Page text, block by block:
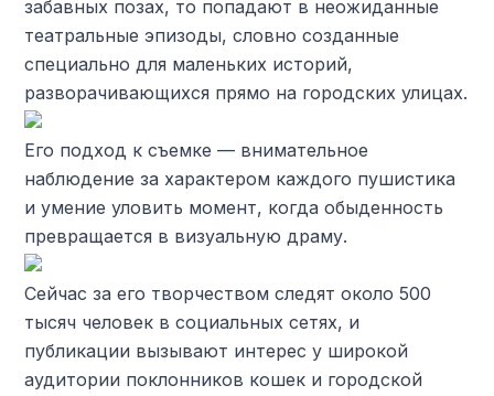
забавных позах, то попадают в неожиданные
театральные эпизоды, словно созданные
специально для маленьких историй,
разворачивающихся прямо на городских улицах.
Его подход к съемке — внимательное
наблюдение за характером каждого пушистика
и умение уловить момент, когда обыденность
превращается в визуальную драму.
Сейчас за его творчеством следят около 500
тысяч человек в социальных сетях, и
публикации вызывают интерес у широкой
аудитории поклонников кошек и городской